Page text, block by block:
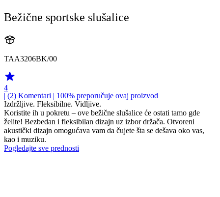
Bežične sportske slušalice
TAA3206BK/00
4
| (2) Komentari | 100% preporučuje ovaj proizvod
Izdržljive. Fleksibilne. Vidljive.
Koristite ih u pokretu – ove bežične slušalice će ostati tamo gde
želite! Bezbedan i fleksibilan dizajn uz izbor držača. Otvoreni
akustički dizajn omogućava vam da čujete šta se dešava oko vas,
kao i muziku.
Pogledajte sve prednosti